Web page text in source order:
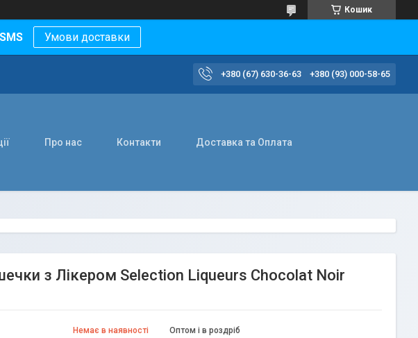
Кошик
SMS Умови доставки
+380 (67) 630-36-63 +380 (93) 000-58-65
Про нас Контакти Доставка та Оплата
з Лікером Selection Liqueurs Chocolat Noir
Немає в наявності Оптом і в роздріб